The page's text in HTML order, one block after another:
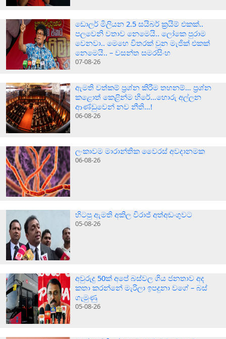
ඩොලර් මිලියන 2.5 සයිබර් ක‍්‍රයිම් එකක්..
පලවෙනි වතාව නෙමෙයි.. ලෝකෙ පුරාම
වෙනවා.. මෙහෙ විතරක් වුන මැජික් එකක්
නෙමෙයි.. – වසන්ත සමරසිංහ
07-08-26
ඇමති වත්කම් ප්‍රශ්න කිරීම තහනම්… ප්‍රශ්න
කළොත් කෙළින්ම හිරේ…හොරු අල්ලන
ආණ්ඩුවෙන් නව නීති…!
06-08-26
ලංකාවම මාරාන්තික වෛරස් අවදානමක
06-08-26
හිටපු ඇමති අකිල විරාජ් අත්අඩංගුවට
05-08-26
අවුරුදු 50ක් අපේ බස්වල ගිය ජනතාව අද
කතා කරන්නේ මැරිලා ඉපදුනා වගේ – බස්
ගැමුණු
05-08-26